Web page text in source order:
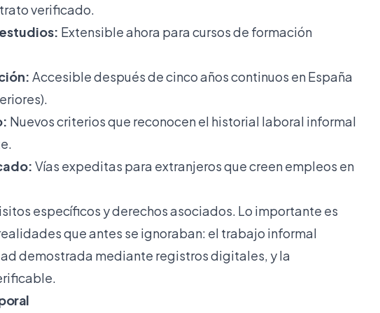
verificado.
Extensible ahora para cursos de formación
Accesible después de cinco años continuos en España
Nuevos criterios que reconocen el historial laboral informal
Vías expeditas para extranjeros que creen empleos en
específicos y derechos asociados. Lo importante es
que antes se ignoraban: el trabajo informal
demostrada mediante registros digitales, y la